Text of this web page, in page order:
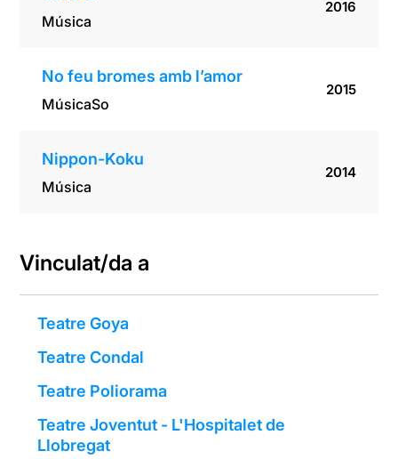
Música
2016
No feu bromes amb l’amor
MúsicaSo
2015
Nippon-Koku
Música
2014
Vinculat/da a
Teatre Goya
Teatre Condal
Teatre Poliorama
Teatre Joventut - L'Hospitalet de
Llobregat